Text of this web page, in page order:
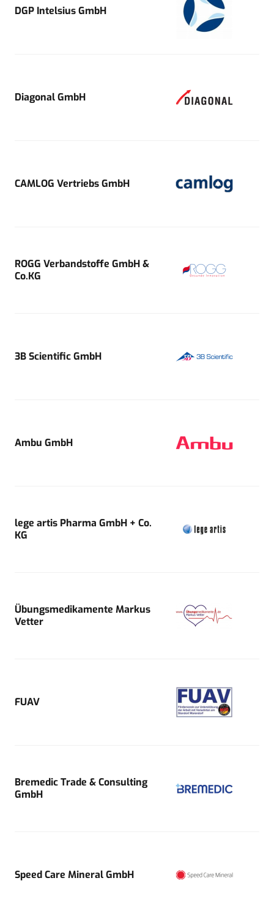
DGP Intelsius GmbH
Diagonal GmbH
CAMLOG Vertriebs GmbH
ROGG Verbandstoffe GmbH &
Co.KG
3B Scientific GmbH
Ambu GmbH
lege artis Pharma GmbH + Co.
KG
Übungsmedikamente Markus
Vetter
FUAV
Bremedic Trade & Consulting
GmbH
Speed Care Mineral GmbH